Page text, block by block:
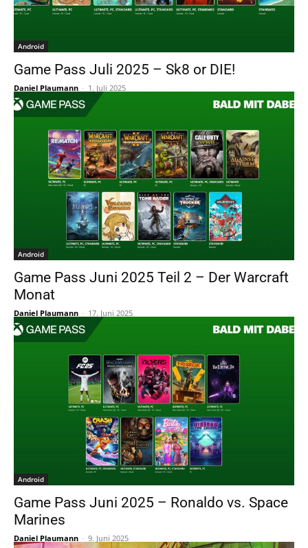
Android
Game Pass Juli 2025 – Sk8 or DIE!
Daniel Plaumann - 1. Juli 2025
Android
Game Pass Juni 2025 Teil 2 – Der Warcraft
Monat
Daniel Plaumann - 17. Juni 2025
Android
Game Pass Juni 2025 – Ronaldo vs. Space
Marines
Daniel Plaumann - 9. Juni 2025